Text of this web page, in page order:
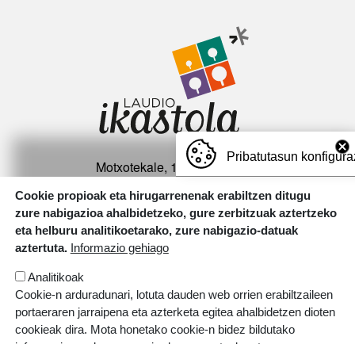
Motxotekale, 16 01400 Laudio.
Irudia
Pribatutasun
Cookie propioak eta hirugarrenenak erabiltzen ditugu
zure nabigazioa ahalbidetzeko, gure zerbitzuak aztertzeko
eta helburu analitikoetarako, zure nabigazio-datuak
aztertuta. Informazio gehiago
Analitikoak
Cookie-n arduradunari, lotuta dauden web orrien erabiltzaileen
portaeraren jarraipena eta azterketa egitea ahalbidetzen dioten
cookieak dira. Mota honetako cookie-n bidez bildutako